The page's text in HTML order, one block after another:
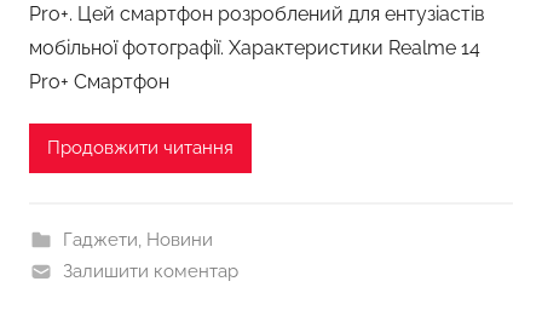
Pro+. Цей смартфон розроблений для ентузіастів
мобільної фотографії. Характеристики Realme 14
Pro+ Смартфон
Продовжити читання
Гаджети Новини
Залишити коментар